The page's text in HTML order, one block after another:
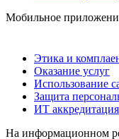
Мобильное
Этика и
Оказание услуг
Использование
Защита
ИТ аккредитация
На информационном